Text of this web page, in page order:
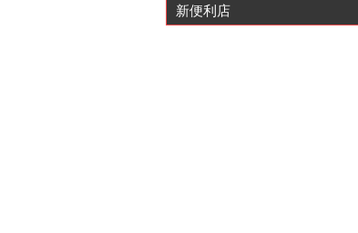
新便利店